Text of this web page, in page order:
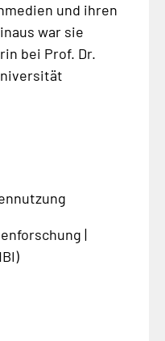
und ihren
war sie
bei Prof. Dr.
|